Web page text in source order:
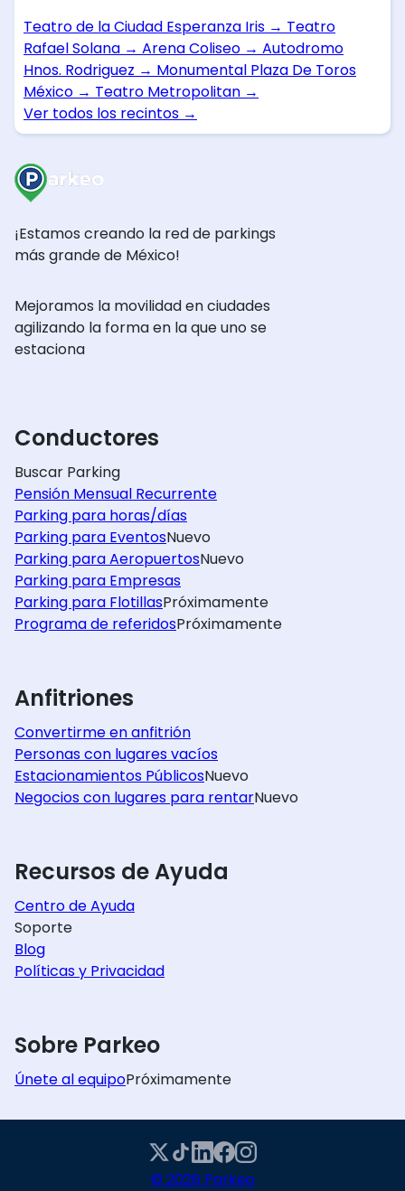
Teatro de la Ciudad Esperanza Iris → Teatro
Rafael Solana → Arena Coliseo → Autodromo
Hnos. Rodriguez → Monumental Plaza De Toros
México → Teatro Metropolitan →
Ver todos los recintos →
¡Estamos creando la red de parkings
más grande de México!
Mejoramos la movilidad en ciudades
agilizando la forma en la que uno se
estaciona
Conductores
Buscar Parking
Pensión Mensual Recurrente
Parking para horas/días
Parking para EventosNuevo
Parking para AeropuertosNuevo
Parking para Empresas
Parking para FlotillasPróximamente
Programa de referidosPróximamente
Anfitriones
Convertirme en anfitrión
Personas con lugares vacíos
Estacionamientos PúblicosNuevo
Negocios con lugares para rentarNuevo
Recursos de Ayuda
Centro de Ayuda
Soporte
Blog
Políticas y Privacidad
Sobre Parkeo
Únete al equipoPróximamente
© 2026 Parkeo